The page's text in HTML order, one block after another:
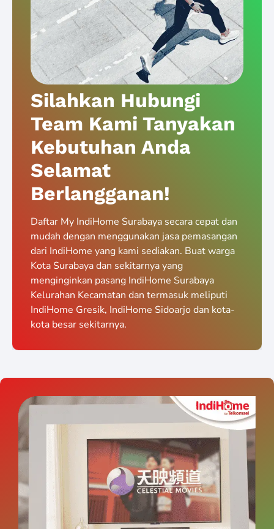
Silahkan Hubungi
Team Kami Tanyakan
Kebutuhan Anda
Selamat
Berlangganan!
Daftar My IndiHome Surabaya secara cepat dan
mudah dengan menggunakan jasa pemasangan
dari IndiHome yang kami sediakan. Buat warga
Kota Surabaya dan sekitarnya yang
menginginkan pasang IndiHome Surabaya
Kelurahan Kecamatan dan termasuk meliputi
IndiHome Gresik, IndiHome Sidoarjo dan kota-
kota besar sekitarnya.